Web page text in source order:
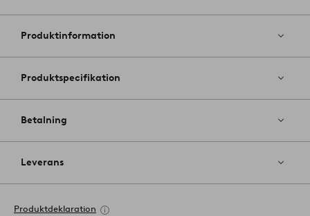
till
favoriter
Produktinformation
Produktspecifikation
Betalning
Leverans
Produktdeklaration